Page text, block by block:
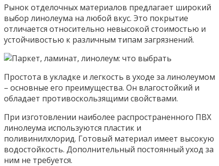
Рынок отделочных материалов предлагает широкий
выбор линолеума на любой вкус. Это покрытие
отличается относительно невысокой стоимостью и
устойчивостью к различным типам загрязнений.
Простота в укладке и легкость в уходе за линолеумом
– основные его преимущества. Он влагостойкий и
обладает противоскользящими свойствами.
При изготовлении наиболее распространенного ПВХ
линолеума используются пластик и
поливинилхлорид. Готовый материал имеет высокую
водостойкость. Дополнительный постоянный уход за
ним не требуется.